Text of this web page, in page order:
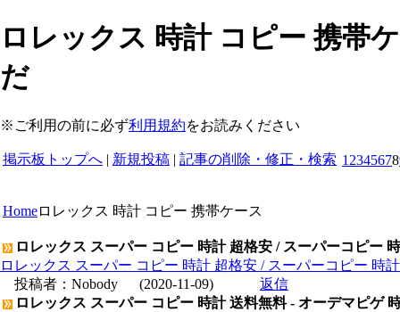
ロレックス 時計 コピー 携帯
だ
※ご利用の前に必ず利用規約をお読みください
掲示板トップへ | 新規投稿 | 記事の削除・修正・検索 1 2345678
Homeロレックス 時計 コピー 携帯ケース
ロレックス スーパー コピー 時計 超格安 / スーパーコピー
ロレックス スーパー コピー 時計 超格安 / スーパーコピー 時
投稿者： Nobody (2020-11-09)
返信
ロレックス スーパー コピー 時計 送料無料 - オーデマピゲ